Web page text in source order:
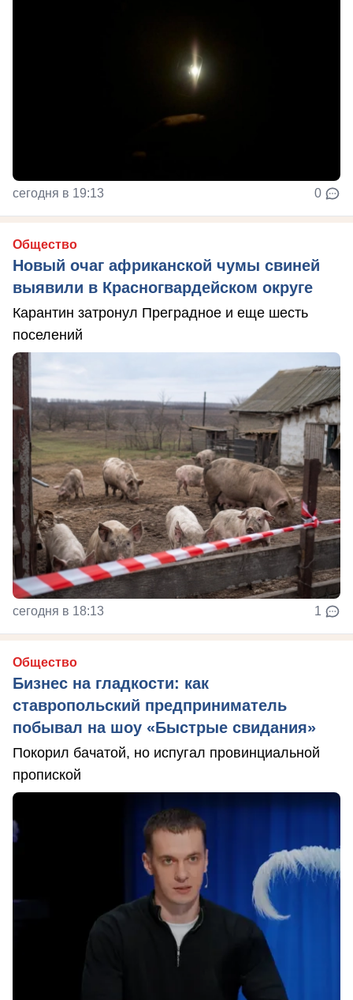
сегодня в 19:13 0
Общество
Новый очаг африканской чумы свиней
выявили в Красногвардейском округе
Карантин затронул Преградное и еще шесть
поселений
сегодня в 18:13 1
Общество
Бизнес на гладкости: как
ставропольский предприниматель
побывал на шоу «Быстрые свидания»
Покорил бачатой, но испугал провинциальной
пропиской